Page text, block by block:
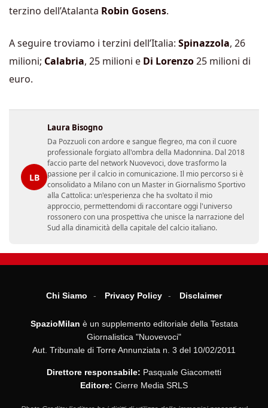
terzino dell’Atalanta Robin Gosens.
A seguire troviamo i terzini dell’Italia: Spinazzola, 26
milioni; Calabria, 25 milioni e Di Lorenzo25 milioni di
euro.
LB
Laura Bisogno
Da Pozzuoli con ardore e sangue flegreo, ma con il cuore
professionale forgiato all'ombra della Madonnina. Dal 2018
faccio parte del network Nuovevoci, dove trasformo la
passione per il calcio in comunicazione. Il mio percorso si è
consolidato a Milano con un Master in Giornalismo Sportivo
alla Cattolica: un'esperienza che ha svoltato il mio
approccio, permettendomi di raccontare oggi l'universo
rossonero con una prospettiva che unisce la narrazione del
Sud alla dinamicità della capitale del calcio italiano.
Chi Siamo Privacy Policy Disclaimer
SpazioMilan è un supplemento editoriale della Testata
Giornalistica "Nuovevoci"
Aut. Tribunale di Torre Annunziata n. 3 del 10/02/2011
Direttore responsabile: Pasquale Giacometti
Editore: Cierre Media SRLS